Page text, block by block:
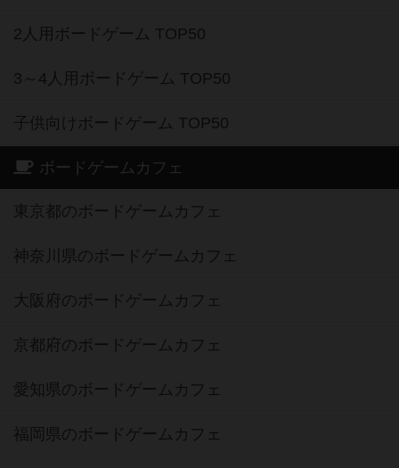
2人用ボードゲーム TOP50
3～4人用ボードゲーム TOP50
子供向けボードゲーム TOP50
ボードゲームカフェ
東京都のボードゲームカフェ
神奈川県のボードゲームカフェ
大阪府のボードゲームカフェ
京都府のボードゲームカフェ
愛知県のボードゲームカフェ
福岡県のボードゲームカフェ